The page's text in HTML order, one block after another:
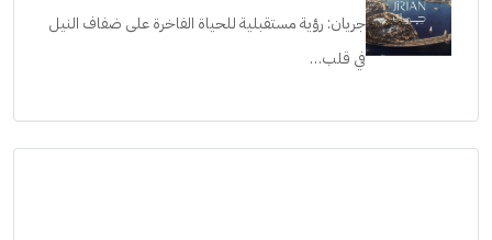
جريان: رؤية مستقبلية للحياة الفاخرة على ضفاف النيل
في قلب…